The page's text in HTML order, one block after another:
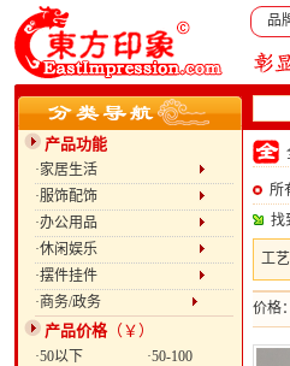
品
产品功能
·家居生活
·服饰配饰
·办公用品
·休闲娱乐
·摆件挂件
·商务/政务
产品价格（￥）
·50以下
·50-100
所
找
工
价格：